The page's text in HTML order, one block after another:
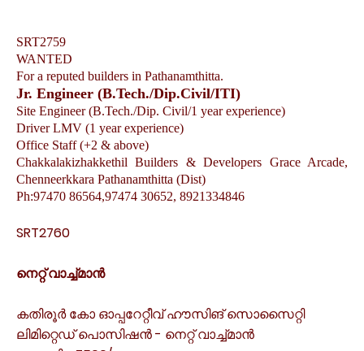
SRT2759
WANTED
For a reputed builders in Pathanamthitta.
Jr. Engineer (B.Tech./Dip.Civil/ITI)
Site Engineer (B.Tech./Dip. Civil/1 year experience)
Driver LMV (1 year experience)
Office Staff (+2 & above)
Chakkalakizhakkethil Builders & Developers Grace Arcade,
Chenneerkkara Pathanamthitta (Dist)
Ph:97470 86564,97474 30652, 8921334846
SRT2760
നെറ്റ്വാച്ച്മാൻ
കതിരൂർ കോ ഓപ്പറേറ്റീവ് ഹൗസിങ് സൊസൈറ്റി
ലിമിറ്റെഡ് പൊസിഷൻ- നെറ്റ് വാച്ച്മാൻ